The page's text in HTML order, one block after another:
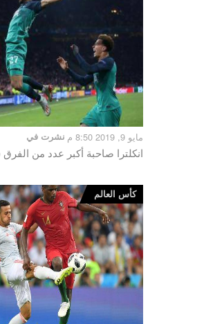
نشرت في مايو 9, 2019 8:50 م
انكلترا صاحبة أكبر عدد من الفرق
كأس العالم